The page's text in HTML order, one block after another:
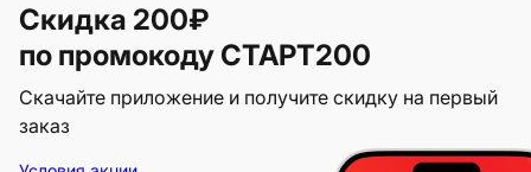
Скидка 200₽
по промокоду СТАРТ200
Скачайте приложение и получите скидку на первый
заказ